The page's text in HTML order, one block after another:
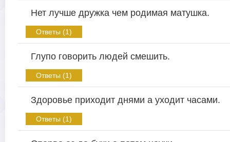
Нет лучше дружка чем родимая матушка.
Ответы (1)
Глупо говорить людей смешить.
Ответы (1)
Здоровье приходит днями а уходит часами.
Ответы (1)